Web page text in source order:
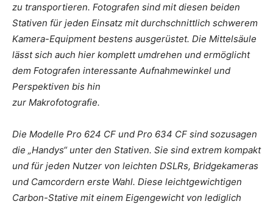
zu transportieren. Fotografen sind mit diesen beiden
Stativen für jeden Einsatz mit durchschnittlich schwerem
Kamera-Equipment bestens ausgerüstet. Die Mittelsäule
lässt sich auch hier komplett umdrehen und ermöglicht
dem Fotografen interessante Aufnahmewinkel und
Perspektiven bis hin
zur Makrofotografie.
Die Modelle Pro 624 CF und Pro 634 CF sind sozusagen
die „Handys“ unter den Stativen. Sie sind extrem kompakt
und für jeden Nutzer von leichten DSLRs, Bridgekameras
und Camcordern erste Wahl. Diese leichtgewichtigen
Carbon-Stative mit einem Eigengewicht von lediglich